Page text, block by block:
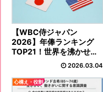
【WBC侍ジャパン
2026】年俸ランキング
TOP21！世界を沸かせる
男たちの“価値”とは？
2026.03.04
心構え・役割